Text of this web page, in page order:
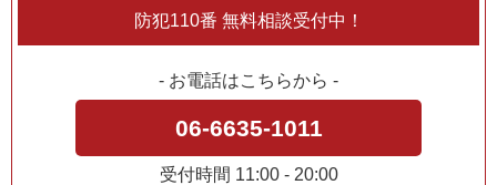
防犯110番 無料相談受付中！
- お電話はこちらから -
06-6635-1011
受付時間 11:00 - 20:00